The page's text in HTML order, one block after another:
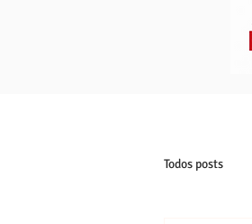
Todos posts